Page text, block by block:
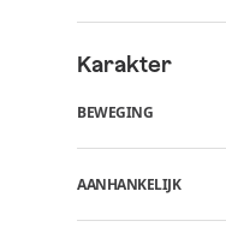
Karakter
BEWEGING
AANHANKELIJK